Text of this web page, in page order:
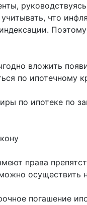
что
вложить
по ипотечному
по ипотеке по
права
осуществить
погашение